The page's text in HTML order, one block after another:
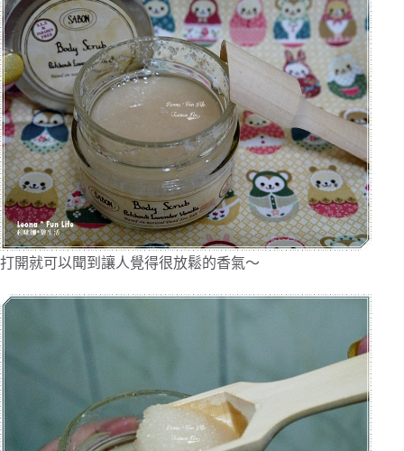
打開就可以聞到讓人覺得很放鬆的香氣～